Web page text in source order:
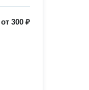
от300 ₽